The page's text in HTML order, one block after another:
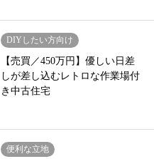
DIYしたい方向け
【売買／450万円】優しい日差
しが差し込むレトロな作業場付
き中古住宅
便利な立地